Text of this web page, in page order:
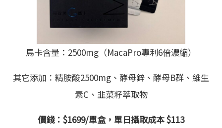
馬卡含量：2500mg（MacaPro專利6倍濃縮）
其它添加：精胺酸2500mg、酵母鋅、酵母B群、維生
素C、韭菜籽萃取物
價錢：$1699/單盒，單日攝取成本 $113